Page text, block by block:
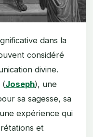
dans la
considéré
divine.
(Joseph), une
sa sagesse, sa
expérience qui
et